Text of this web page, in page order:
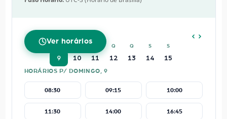
Ver horários
AGOSTO 2026
Q Q S S
9 10 11 12 13 14 15
HORÁRIOS P/ DOMINGO, 9
08:30 09:15 10:00
11:30 14:00 16:45